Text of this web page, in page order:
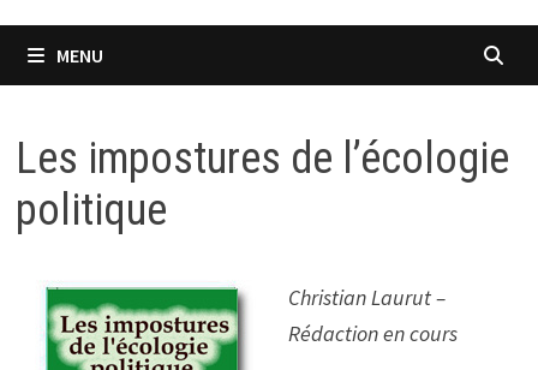
MENU
Les impostures de l’écologie
politique
Christian Laurut –
Rédaction en cours